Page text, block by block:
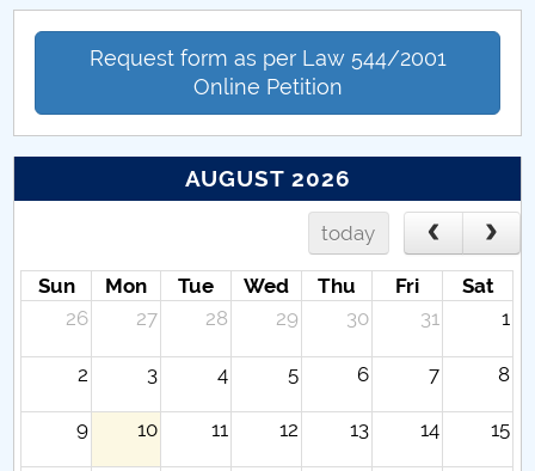
Request form as per Law 544/2001
Online Petition
AUGUST 2026
today
Sun Mon Tue Wed Thu Fri
Sat
26
27 28 29 30 31 1
2 3 4 5 6 7 8
9 10 11 12 13 14 15